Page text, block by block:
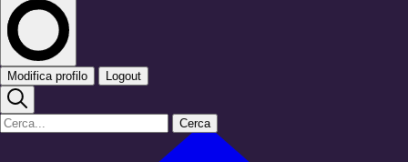
Modifica profilo Logout
Cerca